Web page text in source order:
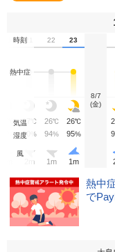
時刻21 22 23
8/7
(金)
熱中症
気温
℃ 27 ℃ 26℃ 26℃
湿度
% 90 % 94% 95%
風
m 1m 1m
熱中
で